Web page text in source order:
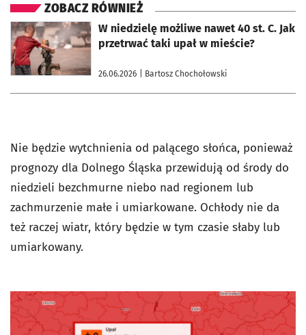
ZOBACZ RÓWNIEŻ
W niedzielę możliwe nawet 40 st. C. Jak
przetrwać taki upał w mieście?
26.06.2026 | Bartosz Chochołowski
otworzy się w nowej karcie
Nie będzie wytchnienia od palącego słońca, ponieważ
prognozy dla Dolnego Śląska przewidują od środy do
niedzieli bezchmurne niebo nad regionem lub
zachmurzenie małe i umiarkowane. Ochłody nie da
też raczej wiatr, który będzie w tym czasie słaby lub
umiarkowany.